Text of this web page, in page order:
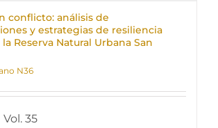
conflicto: análisis de
y estrategias de resiliencia
Reserva Natural Urbana San
N36
| Vol. 35